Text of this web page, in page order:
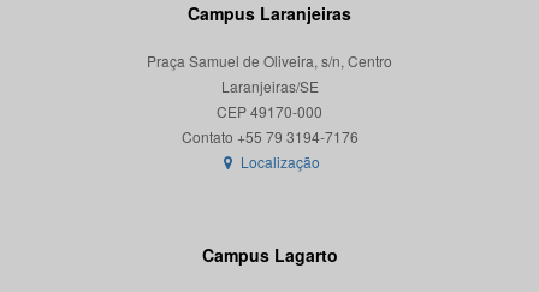
Campus Laranjeiras
Praça Samuel de Oliveira, s/n, Centro
Laranjeiras/SE
CEP 49170-000
Localização
Campus Lagarto